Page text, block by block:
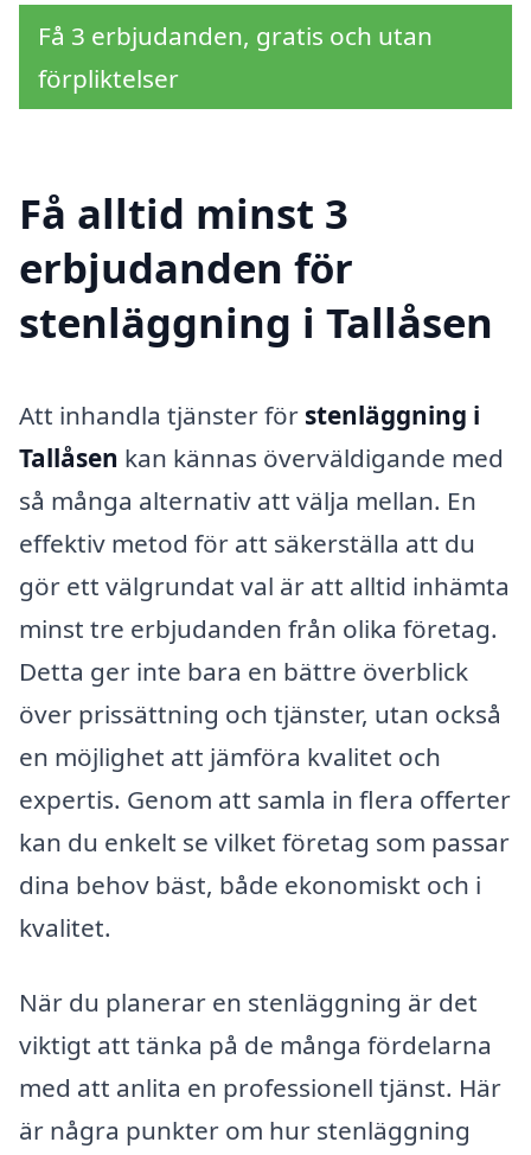
Få 3 erbjudanden, gratis och utan
förpliktelser
Få alltid minst 3
erbjudanden för
stenläggning i Tallåsen
Att inhandla tjänster för stenläggning i
Tallåsen kan kännas överväldigande med
så många alternativ att välja mellan. En
effektiv metod för att säkerställa att du
gör ett välgrundat val är att alltid inhämta
minst tre erbjudanden från olika företag.
Detta ger inte bara en bättre överblick
över prissättning och tjänster, utan också
en möjlighet att jämföra kvalitet och
expertis. Genom att samla in flera offerter
kan du enkelt se vilket företag som passar
dina behov bäst, både ekonomiskt och i
kvalitet.
När du planerar en stenläggning är det
viktigt att tänka på de många fördelarna
med att anlita en professionell tjänst. Här
är några punkter om hur stenläggning